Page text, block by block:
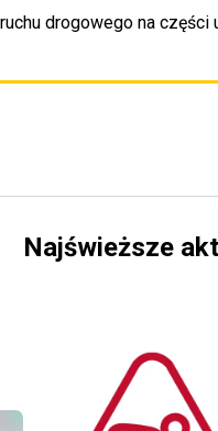
drogowego na części
Przejdź do
Najświeższe